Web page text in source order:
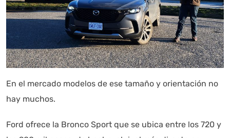
En el mercado modelos de ese tamaño y orientación no
hay muchos.
Ford ofrece la Bronco Sport que se ubica entre los 720 y